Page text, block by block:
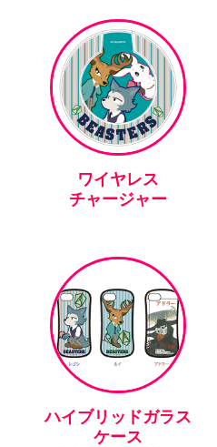
ワイヤレス
チャージャー
ハイブリッドガラス
ケース